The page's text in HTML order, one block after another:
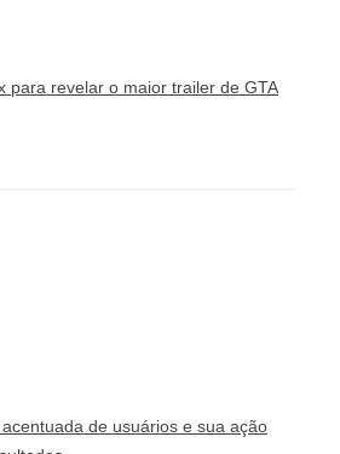
para revelar o maior trailer de GTA
de usuários e sua ação